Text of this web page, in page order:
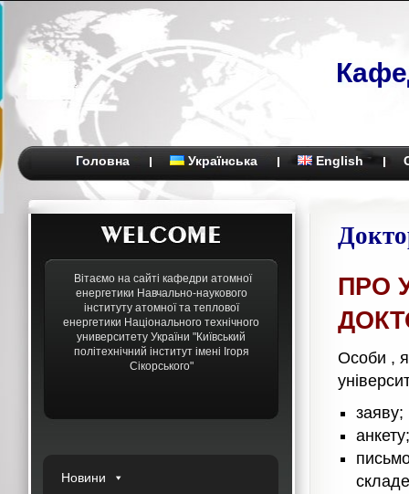
Головна Українська English
Вітаємо на сайті кафедри атомної
енергетики Навчально-наукового
інституту атомної та теплової
енергетики Національного технічного
университету України "Київський
політехнічний інститут імені Ігоря
Сікорського"
Новини
ПРО
Особи ,
заяву;
анкету;